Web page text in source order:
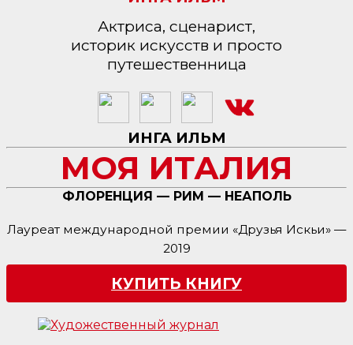
Актриса, сценарист,
историк искусств и просто
путешественница
ИНГА ИЛЬМ
МОЯ ИТАЛИЯ
ФЛОРЕНЦИЯ — РИМ — НЕАПОЛЬ
Лауреат международной премии «Друзья Искьи» —
2019
КУПИТЬ КНИГУ